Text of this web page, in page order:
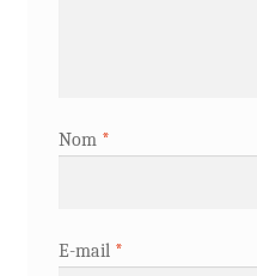
Nom *
E-mail *